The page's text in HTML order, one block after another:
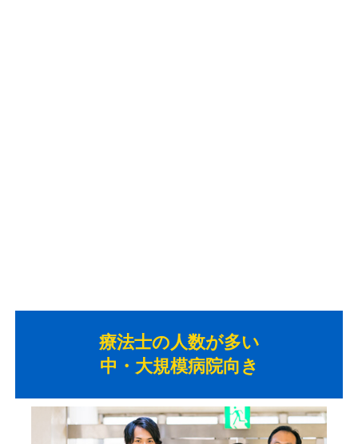
療法士の人数が多い
中・大規模病院向き